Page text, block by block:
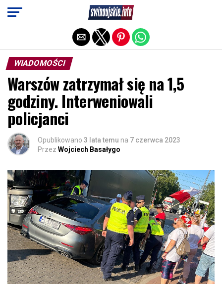
WIADOMOŚCI
Warszów zatrzymał się na 1,5
godziny. Interweniowali
policjanci
Opublikowano 3 lata temu na 7 czerwca 2023
Przez Wojciech Basałygo
Exit mobile version